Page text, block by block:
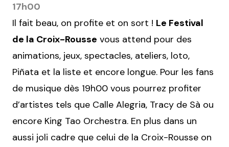
17h00
Il fait beau, on profite et on sort ! Le Festival
de la Croix-Rousse vous attend pour des
animations, jeux, spectacles, ateliers, loto,
Piñata et la liste et encore longue. Pour les fans
de musique dès 19h00 vous pourrez profiter
d’artistes tels que Calle Alegria, Tracy de Sà ou
encore King Tao Orchestra. En plus dans un
aussi joli cadre que celui de la Croix-Rousse on